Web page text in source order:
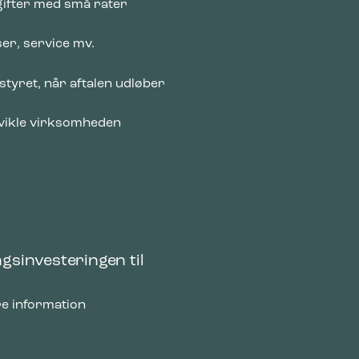
med små rater
service mv.
når aftalen udløber
virksomheden
til
information